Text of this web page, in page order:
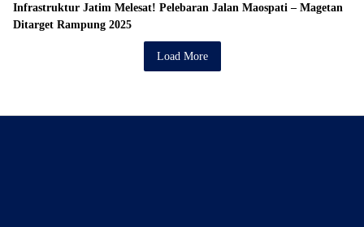
Infrastruktur Jatim Melesat! Pelebaran Jalan Maospati – Magetan
Ditarget Rampung 2025
Load More